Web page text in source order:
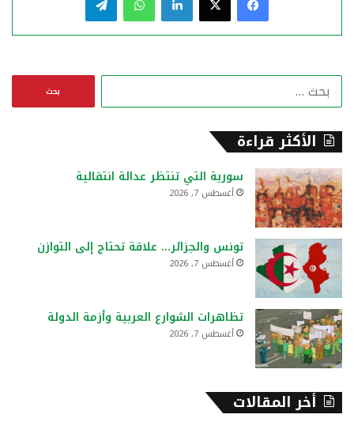
ن
الأكثر قراءة
سورية التي تنتظر عدالة انتقالية
أغسطس 7, 2026
تونس والجزائر… علاقة تحتاج إلى التوازن
أغسطس 7, 2026
تظاهرات الشوارع العربية وأزمة الدولة
أغسطس 7, 2026
أخر المقالات